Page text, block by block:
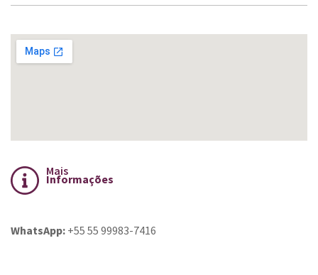
Mais
Informações
WhatsApp: +55 55 99983-7416